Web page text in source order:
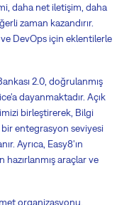
daha net iletişim, daha
zaman kazandırır.
DevOps için eklentilerle
2.0, doğrulanmış
dayanmaktadır. Açık
birleştirerek, Bilgi
entegrasyon seviyesi
Ayrıca, Easy8'ın
araçlar ve
organizasyonu,